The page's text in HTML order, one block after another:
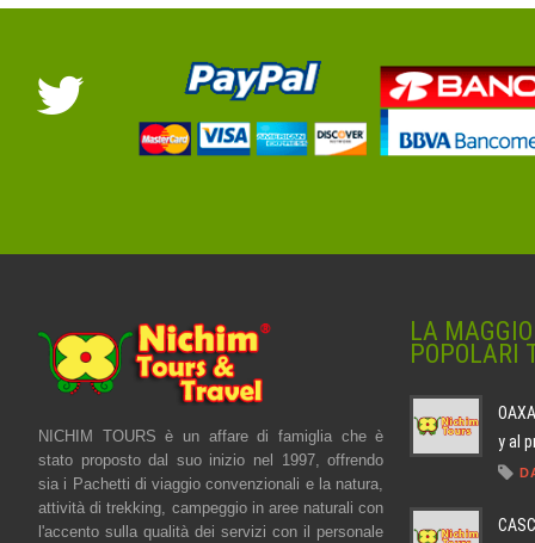
NICHIM TOURS è un affare di famiglia che è
stato proposto dal suo inizio nel 1997, offrendo
sia i Pachetti di viaggio convenzionali e la natura,
attività di trekking, campeggio in aree naturali con
l'accento sulla qualità dei servizi con il personale
LA
POPOLARI
y al